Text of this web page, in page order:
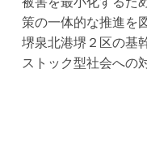
策の一体的な推進を
堺泉北港堺２区の基
ストック型社会への